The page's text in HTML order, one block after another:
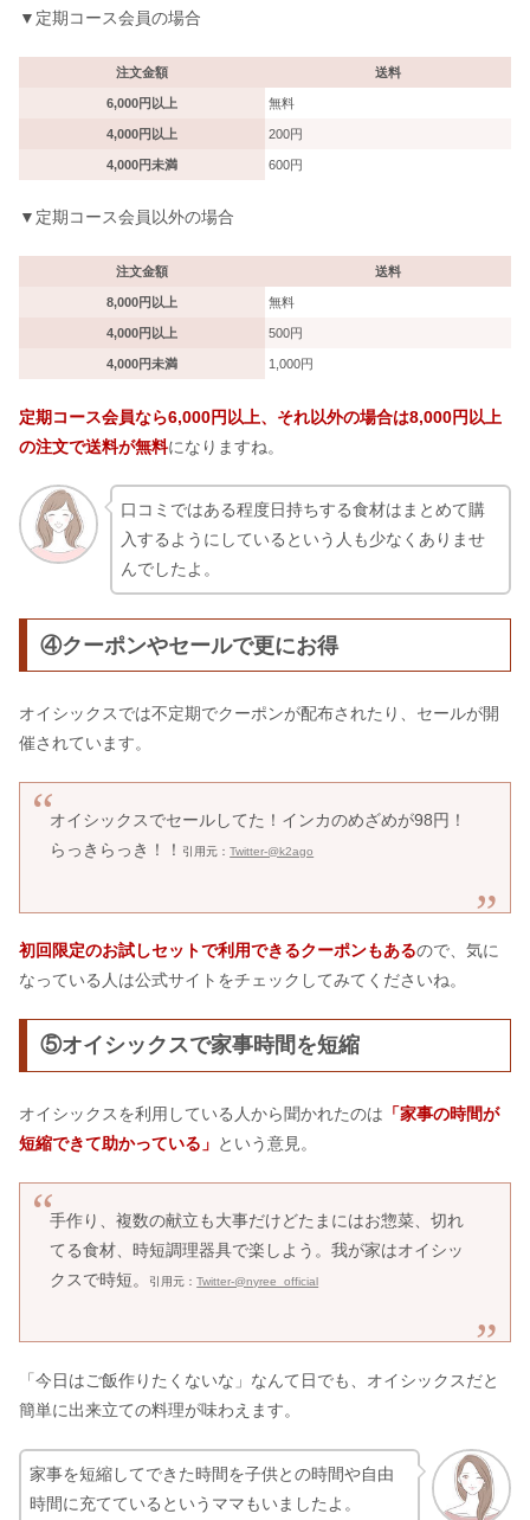
▼定期コース会員の場合
注文金額 送料
6,000円以上 無料
4,000円以上 200円
4,000円未満 600円
▼定期コース会員以外の場合
注文金額 送料
8,000円以上 無料
4,000円以上 500円
4,000円未満 1,000円
定期コース会員なら6,000円以上、それ以外の場合は8,000円以上
の注文で送料が無料になりますね。
口コミではある程度日持ちする食材はまとめて購
入するようにしているという人も少なくありませ
んでしたよ。
④クーポンやセールで更にお得
オイシックスでは不定期でクーポンが配布されたり、セールが開
催されています。
オイシックスでセールしてた！インカのめざめが98円！
らっきらっき！！
引用元：Twitter-@k2ago
初回限定のお試しセットで利用できるクーポンもあるので、気に
なっている人は公式サイトをチェックしてみてくださいね。
⑤オイシックスで家事時間を短縮
オイシックスを利用している人から聞かれたのは 「家事の時間が
短縮できて助かっている」 という意見。
手作り、複数の献立も大事だけどたまにはお惣菜、切れ
てる食材、時短調理器具で楽しよう。我が家はオイシッ
クスで時短。
引用元：Twitter-@nyree_official
「今日はご飯作りたくないな」なんて日でも、オイシックスだと
簡単に出来立ての料理が味わえます。
家事を短縮してできた時間を子供との時間や自由
時間に充てているというママもいましたよ。